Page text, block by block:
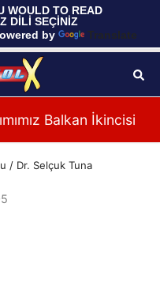
WOULD TO READ
DİLİ SEÇİNİZ
by
Translate
Maçında
/ Dr. Selçuk Tuna